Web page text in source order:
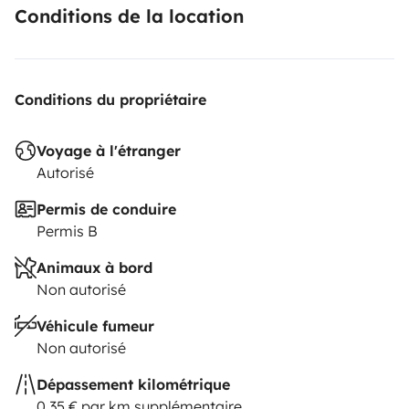
Conditions de la location
Conditions du propriétaire
Voyage à l'étranger
Autorisé
Permis de conduire
Permis B
Animaux à bord
Non autorisé
Véhicule fumeur
Non autorisé
Dépassement kilométrique